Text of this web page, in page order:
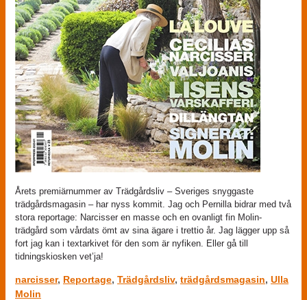
Årets premiärnummer av Trädgårdsliv – Sveriges snyggaste
trädgårdsmagasin – har nyss kommit. Jag och Pernilla bidrar med två
stora reportage: Narcisser en masse och en ovanligt fin Molin-
trädgård som vårdats ömt av sina ägare i trettio år. Jag lägger upp så
fort jag kan i textarkivet för den som är nyfiken. Eller gå till
tidningskiosken vet’ja!
narcisser, Reportage, Trädgårdsliv, trädgårdsmagasin, Ulla
Molin